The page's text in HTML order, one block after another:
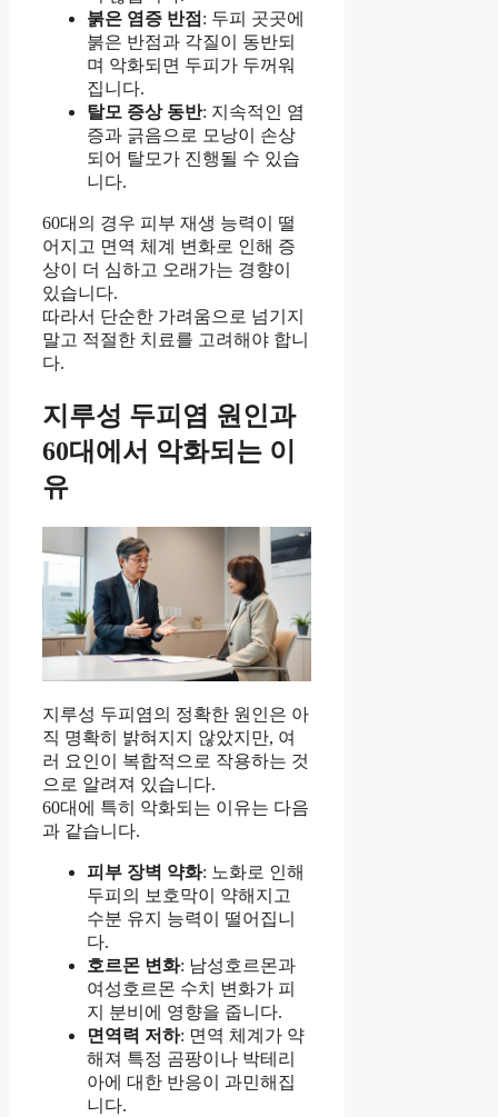
붉은 염증 반점 : 두피 곳곳에
붉은 반점과 각질이 동반되
며 악화되면 두피가 두꺼워
집니다.
탈모 증상 동반: 지속적인 염
증과 긁음으로 모낭이 손상
되어 탈모가 진행될 수 있습
니다.
60대의 경우 피부 재생 능력이 떨
어지고 면역 체계 변화로 인해 증
상이 더 심하고 오래가는 경향이
있습니다.
따라서 단순한 가려움으로 넘기지
말고 적절한 치료를 고려해야 합니
다.
지루성 두피염 원인과
60대에서 악화되는 이
유
지루성 두피염의 정확한 원인은 아
직 명확히 밝혀지지 않았지만, 여
러 요인이 복합적으로 작용하는 것
으로 알려져 있습니다.
60대에 특히 악화되는 이유는 다음
과 같습니다.
피부 장벽 약화: 노화로 인해
두피의 보호막이 약해지고
수분 유지 능력이 떨어집니
다.
호르몬 변화: 남성호르몬과
여성호르몬 수치 변화가 피
지 분비에 영향을 줍니다.
면역력 저하: 면역 체계가 약
해져 특정 곰팡이나 박테리
아에 대한 반응이 과민해집
니다.